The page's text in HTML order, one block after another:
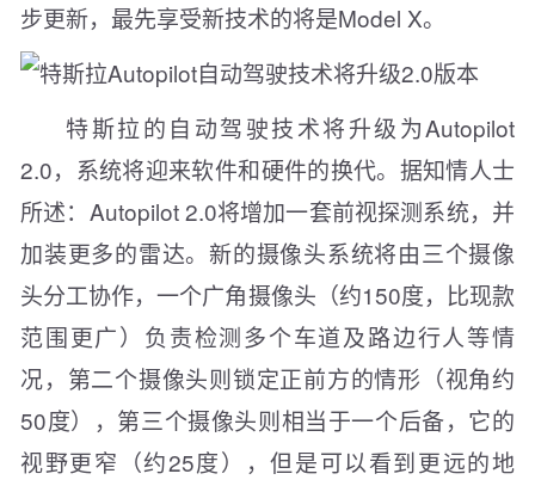
步更新，最先享受新技术的将是Model X。
特斯拉的自动驾驶技术将升级为Autopilot
2.0，系统将迎来软件和硬件的换代。据知情人士
所述：Autopilot 2.0将增加一套前视探测系统，并
加装更多的雷达。新的摄像头系统将由三个摄像
头分工协作，一个广角摄像头（约150度，比现款
范围更广）负责检测多个车道及路边行人等情
况，第二个摄像头则锁定正前方的情形（视角约
50度），第三个摄像头则相当于一个后备，它的
视野更窄（约25度），但是可以看到更远的地